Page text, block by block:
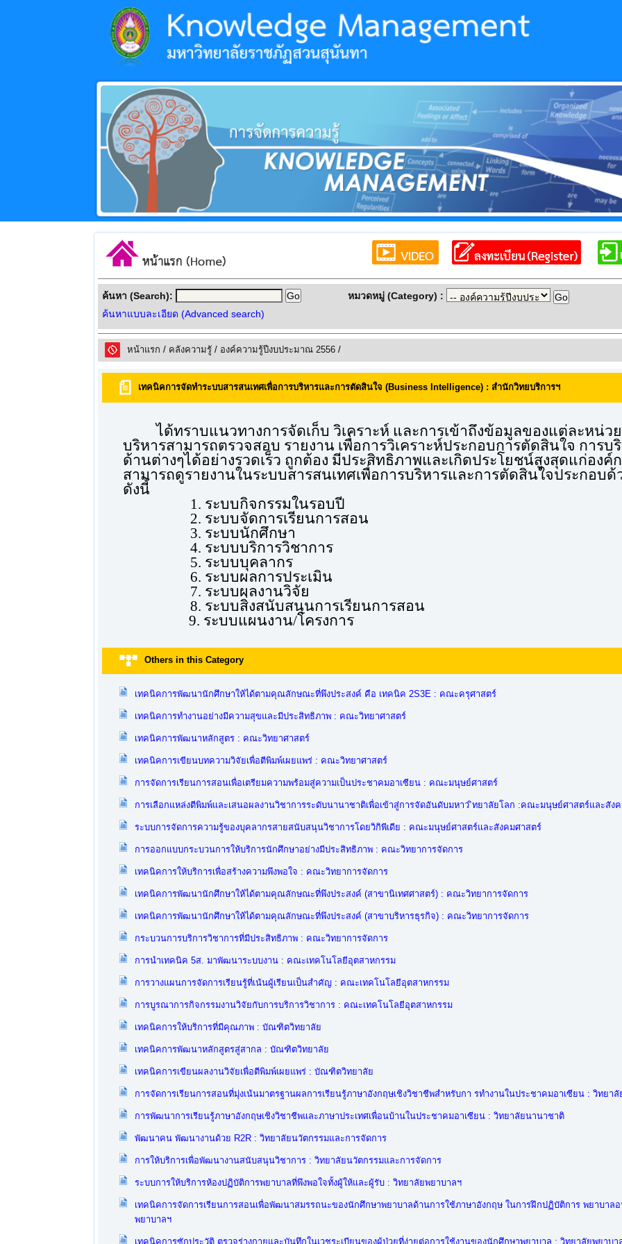
ค้นหา (Search):
ค้นหาแบบละเอียด (Advanced search)
หมวดหมู่ (Category) :
หน้าแรก / คลังความรูั/ องค์ความรู้ปีงบประมาณ 2556/
เทคนิคการจัดทำระบบสารสนเทศเพื่อการบริหารและการตัดสินใจ (Business Intelligence) : สำนักวิทยบริการฯ
ได้ทราบแนวทางการจัดเก็บ วิเคราะห์ และการเข้าถึงข้อมูลของแต่ละหน่ว
บริหารสามารถตรวจสอบ รายงาน เพื่อการวิเคราะห์ประกอบการตัดสินใจ การบ
ด้านต่างๆได้อย่างรวดเร็ว ถูกต้อง มีประสิทธิภาพและเกิดประโยชน์สูงสุดแก่องค์
สามารถดูรายงานในระบบสารสนเทศเพื่อการบริหารและการตัดสินใจประกอบด้
ดังนี้
1. ระบบกิจกรรมในรอบปี
2. ระบบจัดการเรียนการสอน
3. ระบบนักศึกษา
4. ระบบบริการวิชาการ
5. ระบบบุคลากร
6. ระบบผลการประเมิน
7. ระบบผลงานวิจัย
8. ระบบสิ่งสนับสนุนการเรียนการสอน
9. ระบบแผนงาน/โครงการ
Others in this Category
เทคนิคการพัฒนานักศึกษาให้ได้ตามคุณลักษณะที่พึงประสงค์ คือ เทคนิค 2S3E : คณะครุศาสตร์
เทคนิคการทำงานอย่างมีความสุขและมีประสิทธิภาพ : คณะวิทยาศาสตร์
เทคนิคการพัฒนาหลักสูตร : คณะวิทยาศาสตร์
เทคนิคการเขียนบทความวิจัยเพื่อตีพิมพ์เผยแพร่ : คณะวิทยาศาสตร์
การจัดการเรียนการสอนเพื่อเตรียมความพร้อมสู่ความเป็นประชาคมอาเซียน : คณะมนุษย์ศาสตร์
การเลือกแหล่งตีพิมพ์และเสนอผลงานวิชาการระดับนานาชาติเพื่อเข้าสู่การจัดอันดับมหาว ิทยาลัยโลก :คณะมนุษย์ศาสตร์และสัง
ระบบการจัดการความรู้ของบุคลากรสายสนับสนุนวิชาการโดยวิกิพีเดีย : คณะมนุษย์ศาสตร์และสังคมศาสตร์
การออกแบบกระบวนการให้บริการนักศึกษาอย่างมีประสิทธิภาพ : คณะวิทยาการจัดการ
เทคนิคการให้บริการเพื่อสร้างความพึงพอใจ : คณะวิทยาการจัดการ
เทคนิคการพัฒนานักศึกษาให้ได้ตามคุณลักษณะที่พึงประสงค์ (สาขานิเทศศาสตร์) : คณะวิทยาการจัดการ
เทคนิคการพัฒนานักศึกษาให้ได้ตามคุณลักษณะที่พึงประสงค์ (สาขาบริหารธุรกิจ) : คณะวิทยาการจัดการ
กระบวนการบริการวิชาการที่มีประสิทธิภาพ : คณะวิทยาการจัดการ
การนำเทคนิค 5ส. มาพัฒนาระบบงาน : คณะเทคโนโลยีอุตสาหกรรม
การวางแผนการจัดการเรียนรู้ที่เน้นผู้เรียนเป็นสำคัญ : คณะเทคโนโลยีอุตสาหกรรม
การบูรณาการกิจกรรมงานวิจัยกับการบริการวิชาการ : คณะเทคโนโลยีอุตสาหกรรม
เทคนิคการให้บริการที่มีคุณภาพ : บัณฑิตวิทยาลัย
เทคนิคการพัฒนาหลักสูตรสู่สากล : บัณฑิตวิทยาลัย
เทคนิคการเขียนผลงานวิจัยเพื่อตีพิมพ์เผยแพร่ : บัณฑิตวิทยาลัย
การจัดการเรียนการสอนที่มุ่งเน้นมาตรฐานผลการเรียนรู้ภาษาอังกฤษเชิงวิชาชีพสำหรับกา รทำงานในประชาคมอาเซียน : วิทยา
การพัฒนาการเรียนรู้ภาษาอังกฤษเชิงวิชาชีพและภาษาประเทศเพื่อนบ้านในประชาคมอาเซียน : วิทยาลัยนานาชาติ
พัฒนาคน พัฒนางานด้วย R2R : วิทยาลัยนวัตกรรมและการจัดการ
การให้บริการเพื่อพัฒนางานสนับสนุนวิชาการ : วิทยาลัยนวัตกรรมและการจัดการ
ระบบการให้บริการห้องปฏิบัติการพยาบาลที่พึงพอใจทั้งผู้ให้และผู้รับ : วิทยาลัยพยาบาลฯ
เทคนิคการจัดการเรียนการสอนเพื่อพัฒนาสมรรถนะของนักศึกษาพยาบาลด้านการใช้ภาษาอังกฤษ ในการฝึกปฏิบัติการ พยาบาล
พยาบาลฯ
เทคนิคการซักประวัติ ตรวจร่างกายและบันทึกในเวชระเบียนของผู้ป่วยที่ง่ายต่อการใช้งานของนักศึกษาพยาบาล : วิทยาลัยพยาบา